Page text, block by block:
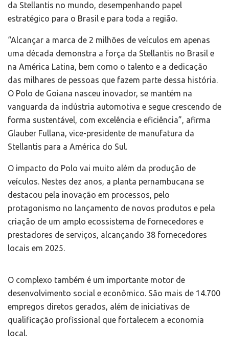
da Stellantis no mundo, desempenhando papel
estratégico para o Brasil e para toda a região.
“Alcançar a marca de 2 milhões de veículos em apenas
uma década demonstra a força da Stellantis no Brasil e
na América Latina, bem como o talento e a dedicação
das milhares de pessoas que fazem parte dessa história.
O Polo de Goiana nasceu inovador, se mantém na
vanguarda da indústria automotiva e segue crescendo de
forma sustentável, com excelência e eficiência”, afirma
Glauber Fullana, vice-presidente de manufatura da
Stellantis para a América do Sul.
O impacto do Polo vai muito além da produção de
veículos. Nestes dez anos, a planta pernambucana se
destacou pela inovação em processos, pelo
protagonismo no lançamento de novos produtos e pela
criação de um amplo ecossistema de fornecedores e
prestadores de serviços, alcançando 38 fornecedores
locais em 2025.
O complexo também é um importante motor de
desenvolvimento social e econômico. São mais de 14.700
empregos diretos gerados, além de iniciativas de
qualificação profissional que fortalecem a economia
local.